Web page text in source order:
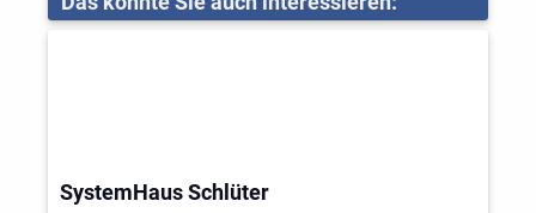
SystemHaus Schlüter